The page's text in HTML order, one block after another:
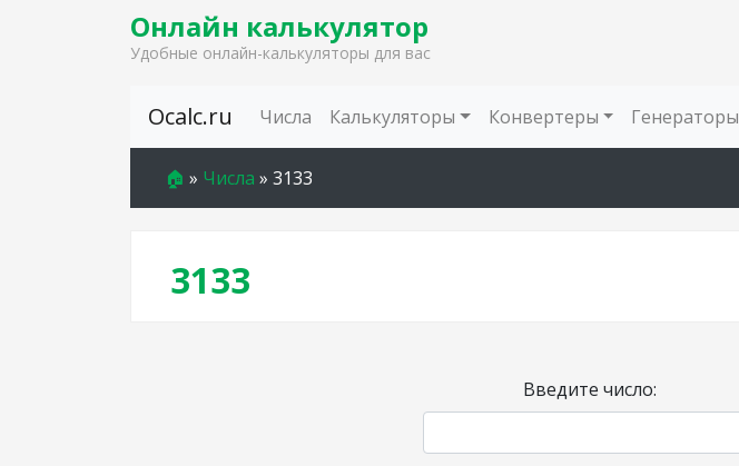
Онлайн калькулятор
Удобные онлайн-калькуляторы для вас
Ocalc.ru Числа Калькуляторы Конвертеры Генераторы
🏠 » Числа » 3133
3133
Введите число: